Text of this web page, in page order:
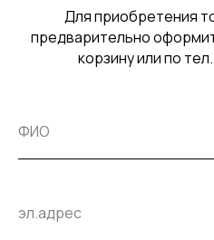
Для приобретения
предварительно
корзину или по